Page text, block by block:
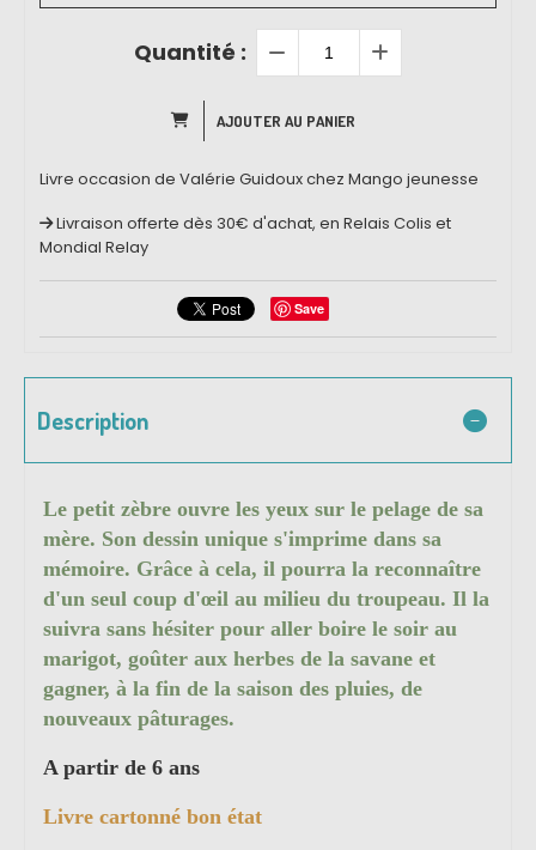
Quantité :
AJOUTER AU PANIER
Livre occasion de Valérie Guidoux chez Mango jeunesse
Livraison offerte dès 30€ d'achat, en Relais Colis et
Mondial Relay
Save
Description
Le petit zèbre ouvre les yeux sur le pelage de sa
mère. Son dessin unique s'imprime dans sa
mémoire. Grâce à cela, il pourra la reconnaître
d'un seul coup d'œil au milieu du troupeau. Il la
suivra sans hésiter pour aller boire le soir au
marigot, goûter aux herbes de la savane et
gagner, à la fin de la saison des pluies, de
nouveaux pâturages.
A partir de 6 ans
Livre cartonné bon état